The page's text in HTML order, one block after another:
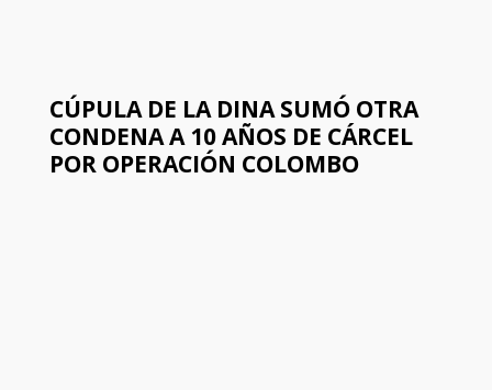
CÚPULA DE LA DINA SUMÓ OTRA
CONDENA A 10 AÑOS DE CÁRCEL
POR OPERACIÓN COLOMBO